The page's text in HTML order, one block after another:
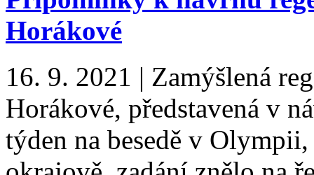
Horákové
16. 9. 2021 | Zamýšlená
Horákové, představená v
týden na besedě v